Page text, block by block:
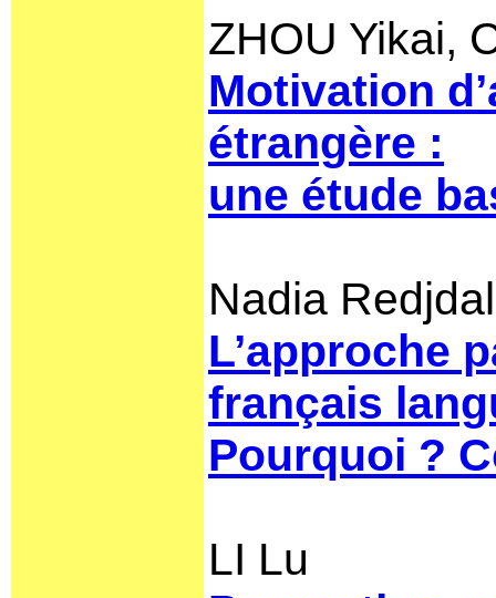
ZHOU Yikai,
Motivation
étrangère :
une étude
Nadia
L’approche
français
Pourquoi ?
LI Lu